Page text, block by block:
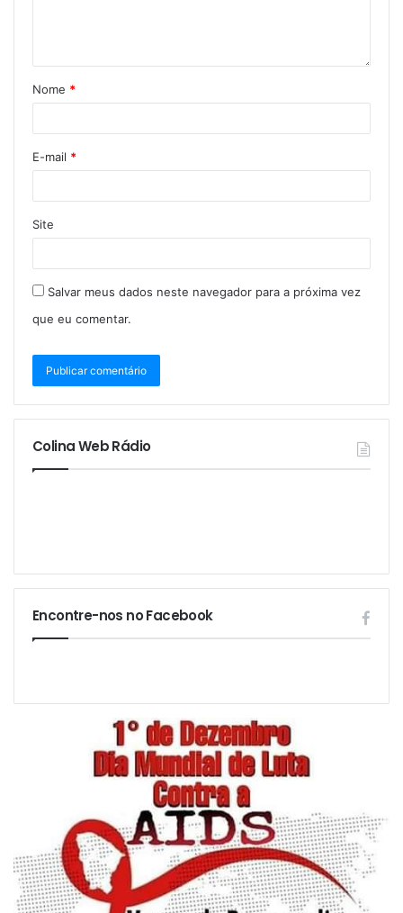
Nome *
E-mail *
Site
Salvar meus dados neste navegador para a próxima vez
que eu comentar.
Colina Web Rádio
Encontre-nos no Facebook